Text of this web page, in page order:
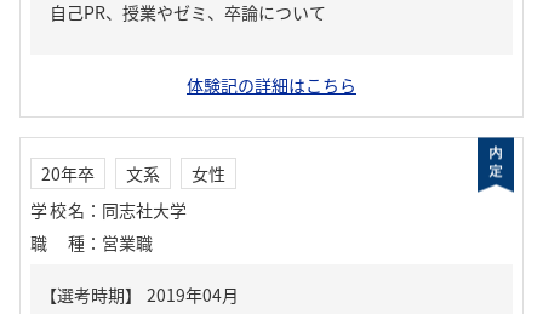
自己PR、授業やゼミ、卒論について
体験記の詳細はこちら
20年卒 文系
女性
学校名 ： 同志社大学
職種 ： 営業職